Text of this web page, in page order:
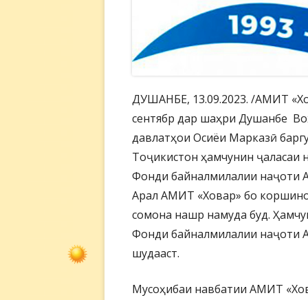
ДУШАНБЕ, 13.09.2023. /АМИТ
сентябр дар шаҳри Душанбе
давлатҳои Осиёи Марказӣ
Тоҷикистон ҳамчунин ҷаласаи
Фонди байналмилалии наҷоти
Арал АМИТ «Ховар» бо
сомона нашр намуда буд.
Фонди байналмилалии наҷоти
шудааст.
Мусоҳибаи навбатии АМИТ